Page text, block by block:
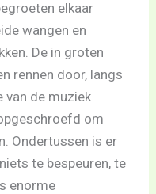
elkaar
wangen en
De in groten
rennen door, langs
van de muziek
om
Ondertussen is er
te bespeuren, te
enorme